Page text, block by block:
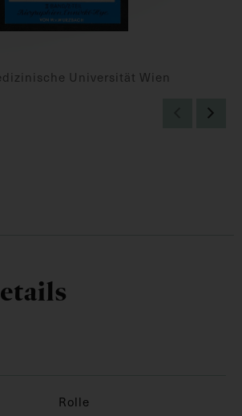
Universität Wien
Rolle